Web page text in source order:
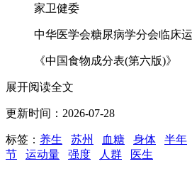
家卫健委
中华医学会糖尿病学分会临床
《中国食物成分表(第六版)》
展开阅读全文
更新时间：2026-07-28
标签： 养生 苏州 血糖 身体 半年
节
运动量 强度 人群 医生